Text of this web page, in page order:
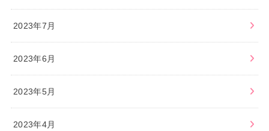
2023年7月
2023年6月
2023年5月
2023年4月